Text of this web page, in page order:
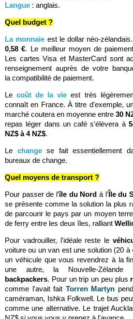
Langue : anglais.
Quel budget ?
La monnaie est le dollar néo-
0,58 €. Le meilleur moyen de
Les cartes Visa et MasterCard sont
renseignement auprès de votre
la compatibilité de paiement.
Le coût de la vieest très
connaît en France. À titre d'exemple,
marché coutera en moyenne entre 30
repas léger dans un café s'élèvera à
NZ$ à 4 NZ$.
Le changese fait essentiellement
bureaux de change.
Quel moyens de transport ?
Pour passer de l'île du Nord à l'Île du
se présente comme la solution la plus
de parcourir le pays par un moyen
de ferry entre les deux îles, ralliant
Pour vadrouiller, l'idéale reste le
voiture ou un van est une solution (20
un véhicule que vous revendrez à la
une autre, la Nouvelle-Zélande
backpackers. Pour un trip un peu plus
comme l'avait fait Torren Martyn
caméraman, Ishka Folkwell. Le bus
comme une alternative. Le trajet